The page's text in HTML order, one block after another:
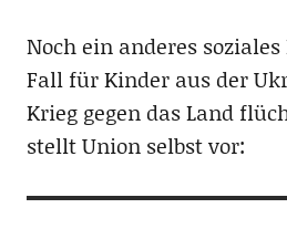
Noch ein anderes
Fall für Kinder aus der
Krieg gegen das Land
stellt Union selbst vor: